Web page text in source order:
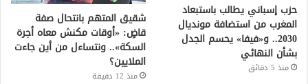
حزب إسباني يطالب باستبعاد
المغرب من استضافة مونديال
2030.. و«فيفا» يحسم الجدل
بشأن النهائي
منذ 5 دقائق
شقيق المتهم بانتحال صفة
قاضٍ: «أوقات مكنش معاه أجرة
السكة».. ونتساءل من أين جاءت
الملايين؟
منذ 12 دقيقة